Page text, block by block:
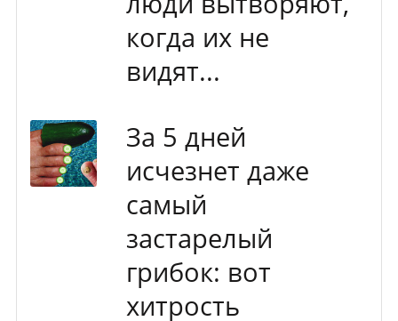
когда их не
видят...
За 5 дней
исчезнет даже
самый
застарелый
грибок: вот
хитрость